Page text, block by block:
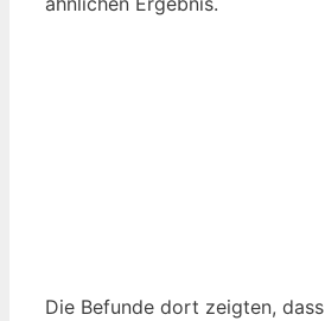
Die Befunde dort zeigten, dass